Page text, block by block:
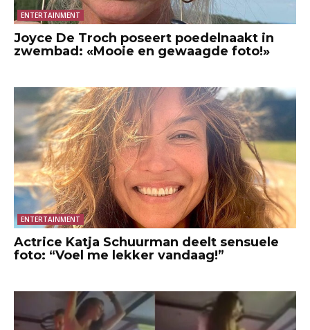
ENTERTAINMENT
Joyce De Troch poseert poedelnaakt in
zwembad: «Mooie en gewaagde foto!»
ENTERTAINMENT
Actrice Katja Schuurman deelt sensuele
foto: “Voel me lekker vandaag!”